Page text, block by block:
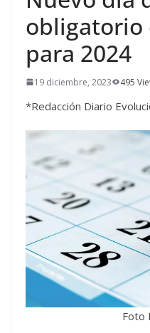
obligatorio
para 2024
19 diciembre, 2023 495
*Redacción Diario
Foto